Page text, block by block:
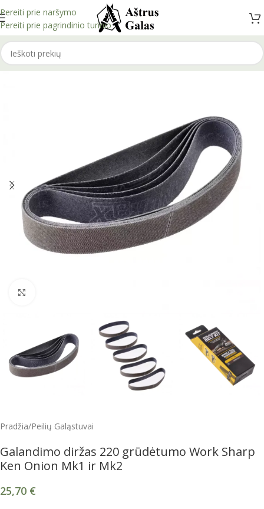
Pereiti prie naršymo
Pereiti prie pagrindinio turinio
Pradžia/Peilių Galąstuvai
Galandimo diržas 220 grūdėtumo Work Sharp
Ken Onion Mk1 ir Mk2
25,70 €